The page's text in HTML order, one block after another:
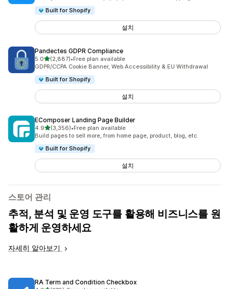
Built for Shopify
설치
Pandectes GDPR Compliance
5.0별 5개 중
(2,887)
총 리뷰 2887개
•Free plan available
GDPR/CCPA Cookie Banner, Web Accessibility & EU Withdrawal
Built for Shopify
설치
EComposer Landing Page Builder
4.9별 5개 중
(3,356)
총 리뷰 3356개
•Free plan available
Build pages to sell more, from home page, product, blog, etc.
Built for Shopify
설치
스토어 관리
추적, 분석 및 운영 도구를 활용해 비즈니스를 원
활하게 운영하세요
자세히 알아보기
RA Term and Condition Checkbox